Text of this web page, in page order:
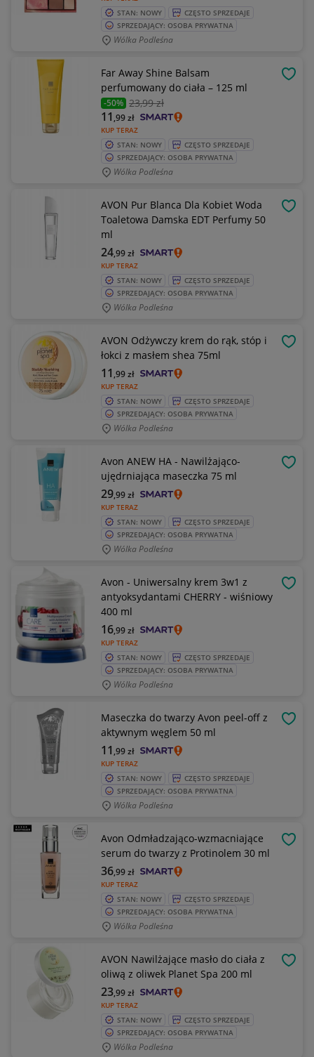
STAN: NOWY
CZĘSTO SPRZEDAJE
SPRZEDAJĄCY: OSOBA PRYWATNA
Wólka Podleśna
Far Away Shine Balsam
perfumowany do ciała – 125 ml
-50% 23,99 zł
KUP TERAZ
11 ,99zł
STAN: NOWY
CZĘSTO SPRZEDAJE
SPRZEDAJĄCY: OSOBA PRYWATNA
Wólka Podleśna
AVON Pur Blanca Dla Kobiet Woda
Toaletowa Damska EDT Perfumy 50
ml
KUP TERAZ
24,99zł
STAN: NOWY
CZĘSTO SPRZEDAJE
SPRZEDAJĄCY: OSOBA PRYWATNA
Wólka Podleśna
AVON Odżywczy krem do rąk, stóp i
łokci z masłem shea 75ml
KUP TERAZ
11 ,99zł
STAN: NOWY
CZĘSTO SPRZEDAJE
SPRZEDAJĄCY: OSOBA PRYWATNA
Wólka Podleśna
Avon ANEW HA - Nawilżająco-
ujędrniająca maseczka 75 ml
KUP TERAZ
29,99zł
STAN: NOWY
CZĘSTO SPRZEDAJE
SPRZEDAJĄCY: OSOBA PRYWATNA
Wólka Podleśna
Avon - Uniwersalny krem 3w1 z
antyoksydantami CHERRY - wiśniowy
400 ml
KUP TERAZ
16,99zł
STAN: NOWY
CZĘSTO SPRZEDAJE
SPRZEDAJĄCY: OSOBA PRYWATNA
Wólka Podleśna
Maseczka do twarzy Avon peel-off z
aktywnym węglem 50 ml
KUP TERAZ
11 ,99zł
STAN: NOWY
CZĘSTO SPRZEDAJE
SPRZEDAJĄCY: OSOBA PRYWATNA
Wólka Podleśna
Avon Odmładzająco-wzmacniające
serum do twarzy z Protinolem 30 ml
KUP TERAZ
36,99zł
STAN: NOWY
CZĘSTO SPRZEDAJE
SPRZEDAJĄCY: OSOBA PRYWATNA
Wólka Podleśna
AVON Nawilżające masło do ciała z
oliwą z oliwek Planet Spa 200 ml
KUP TERAZ
23,99zł
STAN: NOWY
CZĘSTO SPRZEDAJE
SPRZEDAJĄCY: OSOBA PRYWATNA
Wólka Podleśna